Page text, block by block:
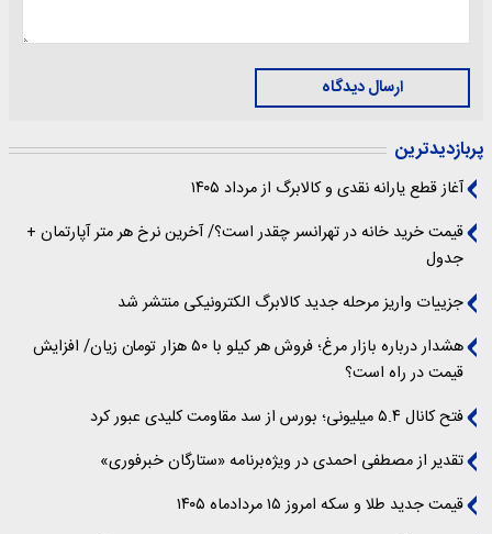
ارسال دیدگاه
پربازدیدترین
آغاز قطع یارانه نقدی و کالابرگ از مرداد ۱۴۰۵
قیمت خرید خانه در تهرانسر چقدر است؟/ آخرین نرخ هر متر آپارتمان +
جدول
جزییات واریز مرحله جدید کالابرگ الکترونیکی منتشر شد
هشدار درباره بازار مرغ؛ فروش هر کیلو با ۵۰ هزار تومان زیان/ افزایش
قیمت در راه است؟
فتح کانال ۵.۴ میلیونی؛ بورس از سد مقاومت کلیدی عبور کرد
تقدیر از مصطفی احمدی در ویژه‌برنامه «ستارگان خبرفوری»
قیمت جدید طلا و سکه امروز ۱۵ مردادماه ۱۴۰۵